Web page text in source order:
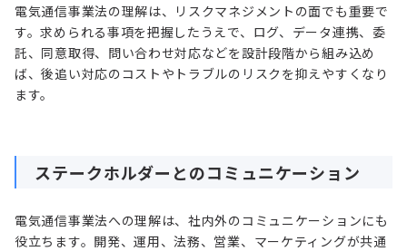
電気通信事業法の理解は、リスクマネジメントの面でも重要で
す。求められる事項を把握したうえで、ログ、データ連携、委
託、同意取得、問い合わせ対応などを設計段階から組み込め
ば、後追い対応のコストやトラブルのリスクを抑えやすくなり
ます。
ステークホルダーとのコミュニケーション
電気通信事業法への理解は、社内外のコミュニケーションにも
役立ちます。開発、運用、法務、営業、マーケティングが共通